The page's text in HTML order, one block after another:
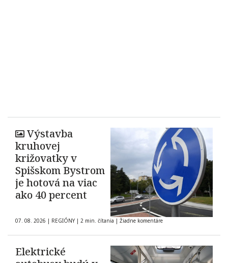
Výstavba
kruhovej
križovatky v
Spišskom Bystrom
je hotová na viac
ako 40 percent
07. 08. 2026 | REGIÓNY | 2 min. čítania | Žiadne komentáre
Elektrické